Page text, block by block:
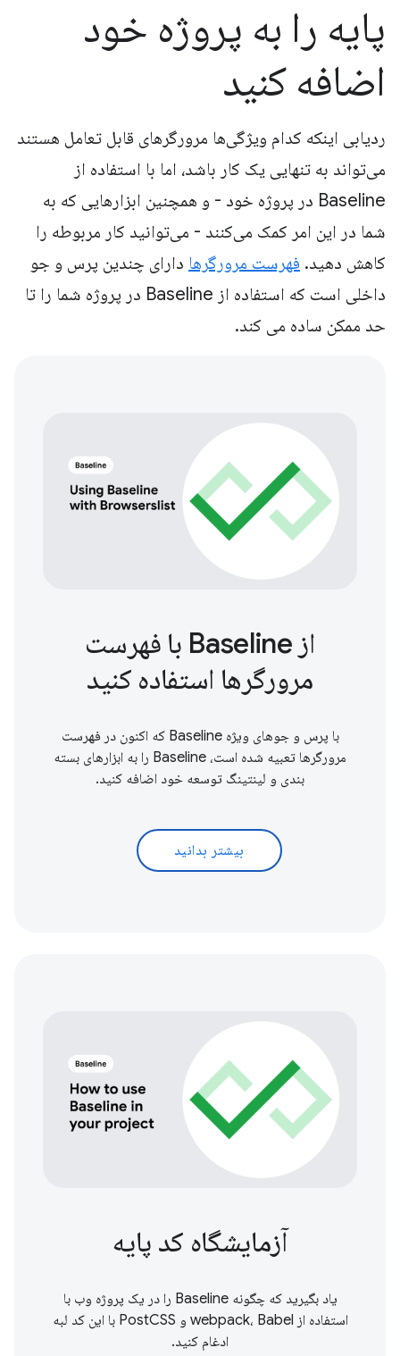
پایه را به پروژه خود
اضافه کنید
ردیابی اینکه کدام ویژگی‌ها مرورگرهای قابل تعامل هستند
می‌تواند به تنهایی یک کار باشد، اما با استفاده از
Baseline در پروژه خود - و همچنین ابزارهایی که به
شما در این امر کمک می‌کنند - می‌توانید کار مربوطه را
کاهش دهید. فهرست مرورگرها دارای چندین پرس و جو
داخلی است که استفاده از Baseline در پروژه شما را تا
حد ممکن ساده می کند.
از Baseline با فهرست
مرورگرها استفاده کنید
با پرس و جوهای ویژه Baseline که اکنون در فهرست
مرورگرها تعبیه شده است، Baseline را به ابزارهای بسته
بندی و لینتینگ توسعه خود اضافه کنید.
بیشتر بدانید
آزمایشگاه کد پایه
یاد بگیرید که چگونه Baseline را در یک پروژه وب با
استفاده از webpack، Babel و PostCSS با این کد لبه
ادغام کنید.